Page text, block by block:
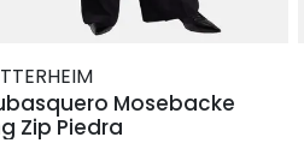
Mosebacke
Zip Piedra